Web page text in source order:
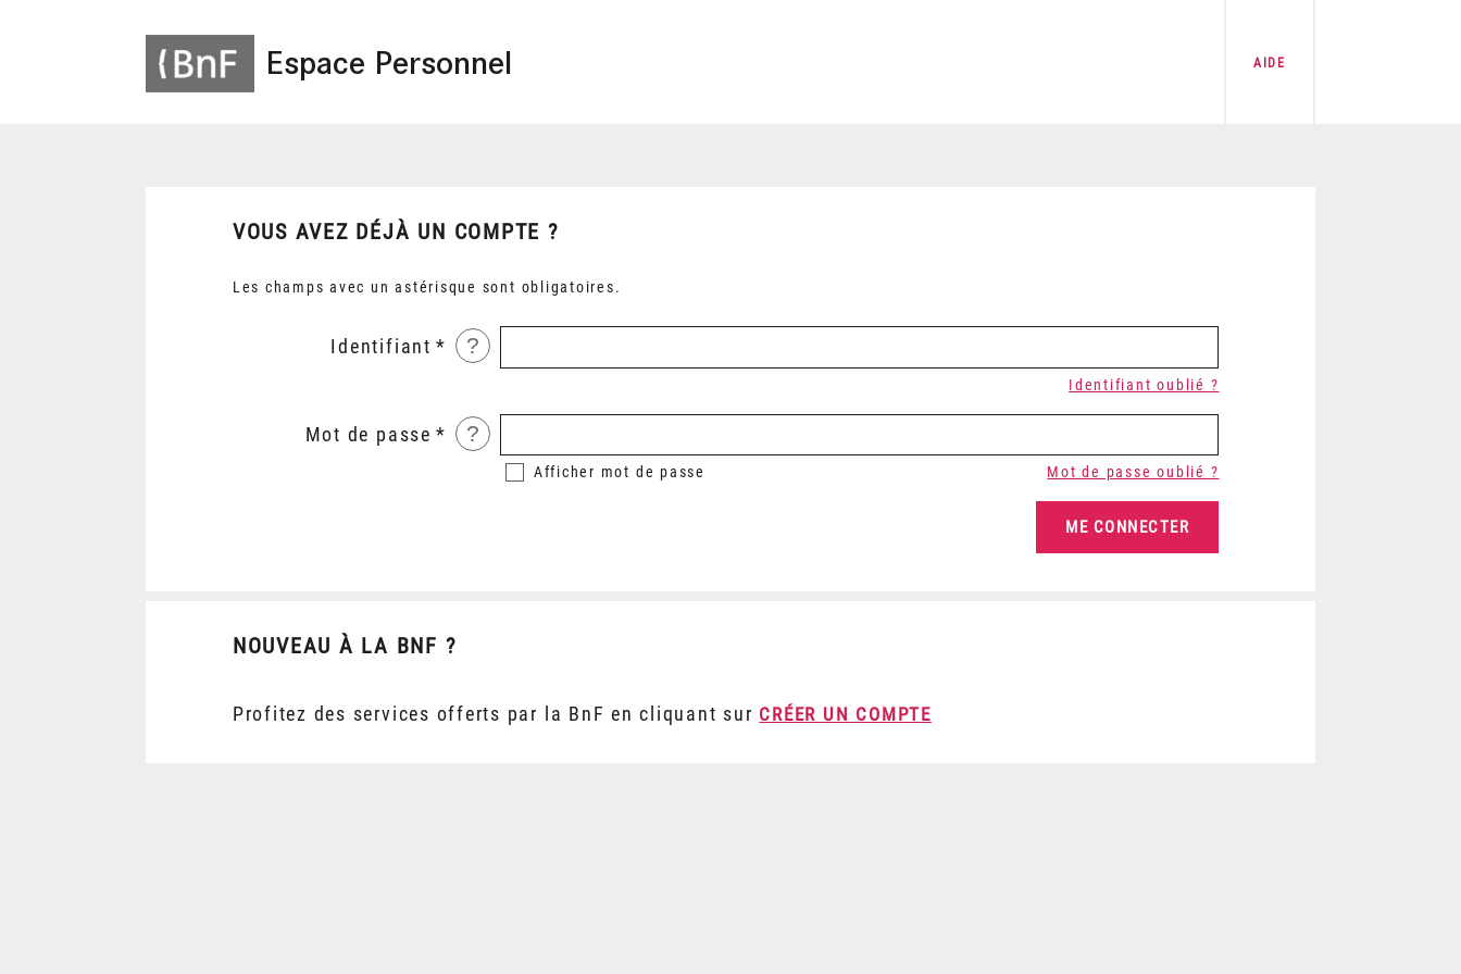
Espace Personnel AIDE
VOUS AVEZ DÉJÀ UN COMPTE ?
Les champs avec un astérisque sont obligatoires.
Identifiant ?
Identifiant oublié ?
Mot de passe ?
Afficher mot de passe Mot de passe oublié ?
NOUVEAU À LA BNF ?
Profitez des services offerts par la BnF en cliquant sur CRÉER UN COMPTE